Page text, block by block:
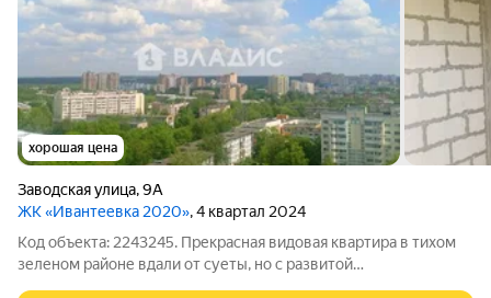
хорошая цена
Заводская улица,9А
ЖК «Ивантеевка 2020», 4 квартал 2024
Код объекта: 2243245. Прекрасная видовая квартира в тихом
зеленом районе вдали от суеты, но с развитой